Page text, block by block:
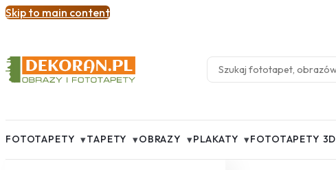
Skip to main content
FOTOTAPETY ▾TAPETY ▾OBRAZY ▾PLAKATY ▾FOTOTAPETY 3D